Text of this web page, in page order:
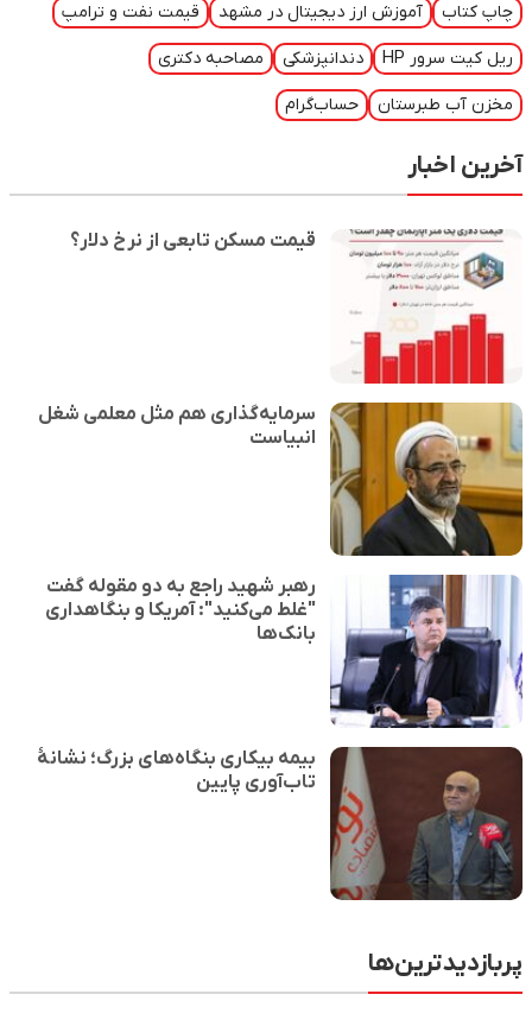
چاپ کتاب آموزش ارز دیجیتال در مشهد قیمت نفت و ترامپ
ریل کیت سرور HP دندانپزشکی مصاحبه دکتری
مخزن آب طبرستان حساب‌گرام
آخرین اخبار
قیمت مسکن تابعی از نرخ دلار؟
سرمایه‌گذاری هم مثل معلمی شغل
انبیاست
رهبر شهید راجع به دو مقوله گفت
"غلط می‌کنید": آمریکا و بنگاهداری
بانک‌ها
بیمه بیکاری بنگاه‌های بزرگ؛ نشانهٔ
تاب‌آوری پایین
پربازدیدترین‌ها